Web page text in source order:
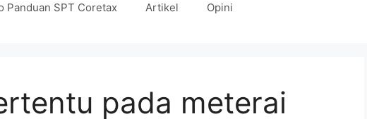
Panduan SPT Coretax Artikel Opini
pada meterai